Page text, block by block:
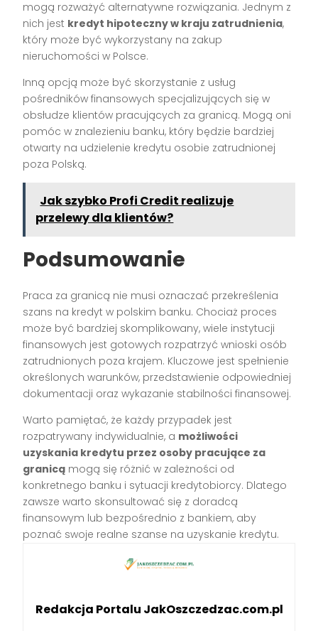
mogą rozważyć alternatywne rozwiązania. Jednym z
nich jest kredyt hipoteczny w kraju zatrudnienia,
który może być wykorzystany na zakup
nieruchomości w Polsce.
Inną opcją może być skorzystanie z usług
pośredników finansowych specjalizujących się w
obsłudze klientów pracujących za granicą. Mogą oni
pomóc w znalezieniu banku, który będzie bardziej
otwarty na udzielenie kredytu osobie zatrudnionej
poza Polską.
Jak szybko Profi Credit realizuje
przelewy dla klientów?
Podsumowanie
Praca za granicą nie musi oznaczać przekreślenia
szans na kredyt w polskim banku. Chociaż proces
może być bardziej skomplikowany, wiele instytucji
finansowych jest gotowych rozpatrzyć wnioski osób
zatrudnionych poza krajem. Kluczowe jest spełnienie
określonych warunków, przedstawienie odpowiedniej
dokumentacji oraz wykazanie stabilności finansowej.
Warto pamiętać, że każdy przypadek jest
rozpatrywany indywidualnie, a możliwości
uzyskania kredytu przez osoby pracujące za
granicą mogą się różnić w zależności od
konkretnego banku i sytuacji kredytobiorcy. Dlatego
zawsze warto skonsultować się z doradcą
finansowym lub bezpośrednio z bankiem, aby
poznać swoje realne szanse na uzyskanie kredytu.
Redakcja Portalu JakOszczedzac.com.pl